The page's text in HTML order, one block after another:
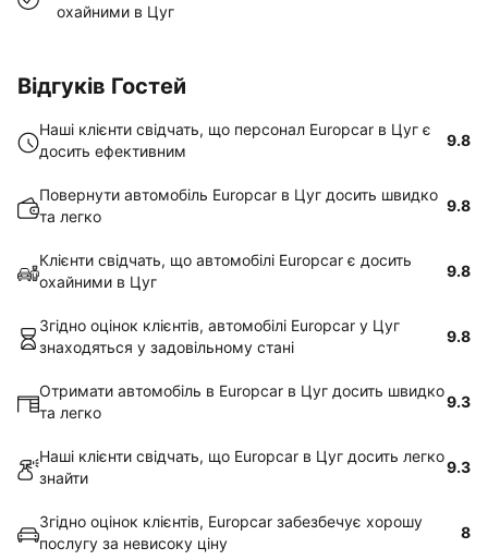
охайними в Цуг
Відгуків Гостей
Наші клієнти свідчать, що персонал Europcar в Цуг є
досить ефективним
9.8
Повернути автомобіль Europcar в Цуг досить швидко
та легко
9.8
Клієнти свідчать, що автомобілі Europcar є досить
охайними в Цуг
9.8
Згідно оцінок клієнтів, автомобілі Europcar у Цуг
знаходяться у задовільному стані
9.8
Отримати автомобіль в Europcar в Цуг досить швидко
та легко
9.3
Наші клієнти свідчать, що Europcar в Цуг досить легко
знайти
9.3
Згідно оцінок клієнтів, Europcar забезбечує хорошу
послугу за невисоку ціну
8